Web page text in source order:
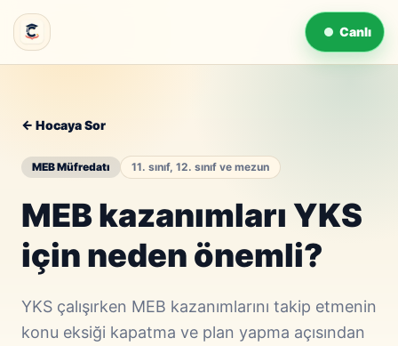
Canlı
← Hocaya Sor
MEB Müfredatı 11. sınıf, 12. sınıf ve mezun
MEB kazanımları YKS
için neden önemli?
YKS çalışırken MEB kazanımlarını takip etmenin
konu eksiği kapatma ve plan yapma açısından